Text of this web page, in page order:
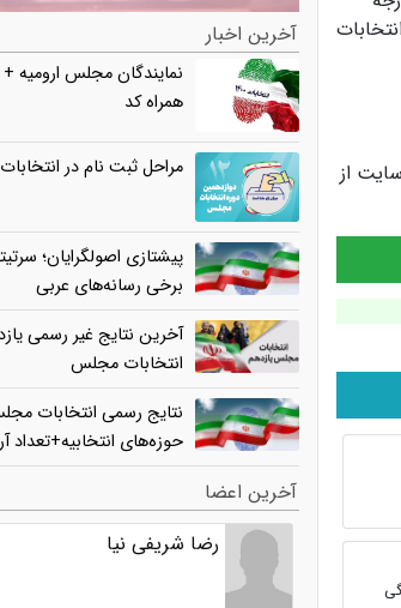
رایگان در سایت از
آخرین اخبار
نمایندگان مجلس ارومیه
همراه کد
مراحل ثبت نام در
پیشتازی اصولگرایان؛
برخی رسانه‌های عربی
آخرین نتایج غیر رسمی
انتخابات مجلس
نتایج رسمی انتخابات
حوزه‌های انتخابیه+تعداد
آخرین اعضا
رضا شریفی نیا